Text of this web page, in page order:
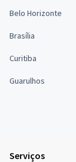
Belo Horizonte
Brasília
Curitiba
Guarulhos
Serviços